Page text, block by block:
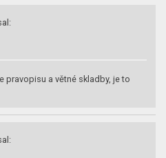
pravopisu a větné skladby, je to